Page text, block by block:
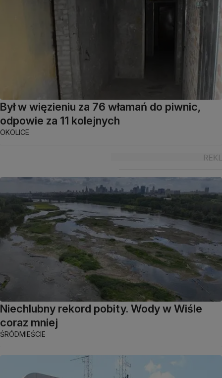
Był w więzieniu za 76 włamań do piwnic,
odpowie za 11 kolejnych
OKOLICE
Niechlubny rekord pobity. Wody w Wiśle
coraz mniej
ŚRÓDMIEŚCIE